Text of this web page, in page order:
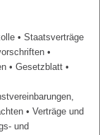
• Staatsverträge
•
• Gesetzblatt •
• Verträge und
und